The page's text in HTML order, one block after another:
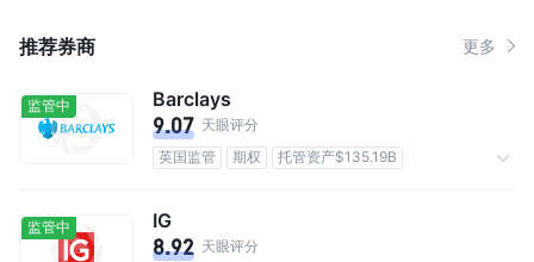
推荐券商 更多
监管中 Barclays
9.07 天眼评分
英国监管
期权
托管资产$135.19B
监管中 IG
8.92 天眼评分